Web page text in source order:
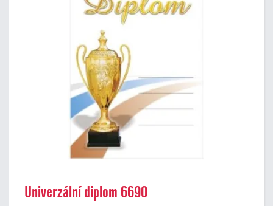
Univerzální diplom 6690